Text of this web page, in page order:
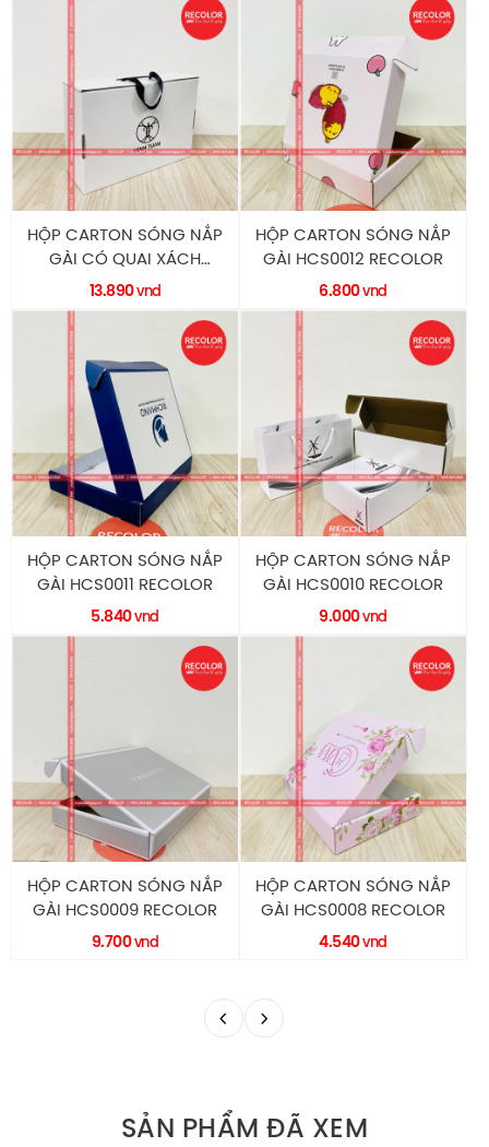
HỘP CARTON SÓNG NẮP
GÀI CÓ QUAI XÁCH
HCS0013 RECOLOR
13.890vnd
HỘP CARTON SÓNG NẮP
GÀI HCS0012 RECOLOR
6.800vnd
HỘP CARTON SÓNG NẮP
GÀI HCS0011 RECOLOR
5.840vnd
HỘP CARTON SÓNG NẮP
GÀI HCS0010 RECOLOR
9.000vnd
HỘP CARTON SÓNG NẮP
GÀI HCS0009 RECOLOR
9.700vnd
HỘP CARTON SÓNG NẮP
GÀI HCS0008 RECOLOR
4.540vnd
SẢN PHẨM ĐÃ XEM